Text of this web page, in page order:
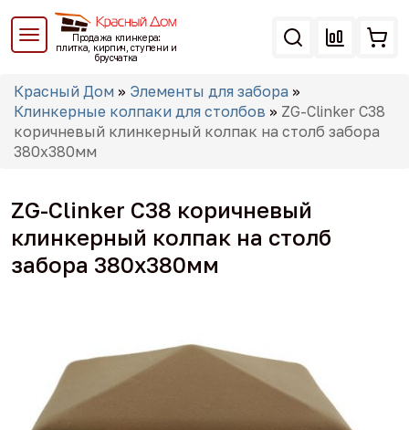
Перейти
основному
Продажа клинкера:
плитка, кирпич, ступени и
брусчатка
Вы
здесь
Красный Дом » Элементы для забора »
Клинкерные колпаки для столбов » ZG-Clinker C38
коричневый клинкерный колпак на столб забора
380x380мм
ZG-Clinker C38 коричневый
клинкерный колпак на столб
забора 380x380мм